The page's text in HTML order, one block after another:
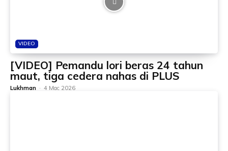
VIDEO
[VIDEO] Pemandu lori beras 24 tahun
maut, tiga cedera nahas di PLUS
Lukhman - 4 Mac 2026